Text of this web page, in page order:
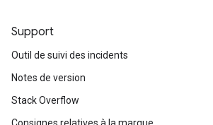
Support
Outil de suivi des incidents
Notes de version
Stack Overflow